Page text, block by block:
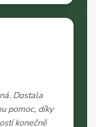
Dostala
pomoc, díky
konečně